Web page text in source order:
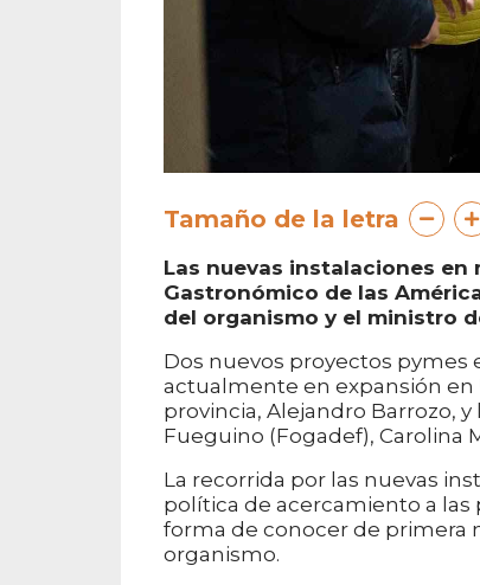
Tamaño de la letra
Las nuevas instalaciones
Gastronómico de las
del organismo y el ministro
Dos nuevos proyectos pymes
actualmente en expansión en
provincia, Alejandro Barrozo,
Fueguino (Fogadef), Carolina
La recorrida por las nuevas
política de acercamiento a las
forma de conocer de primera
organismo.